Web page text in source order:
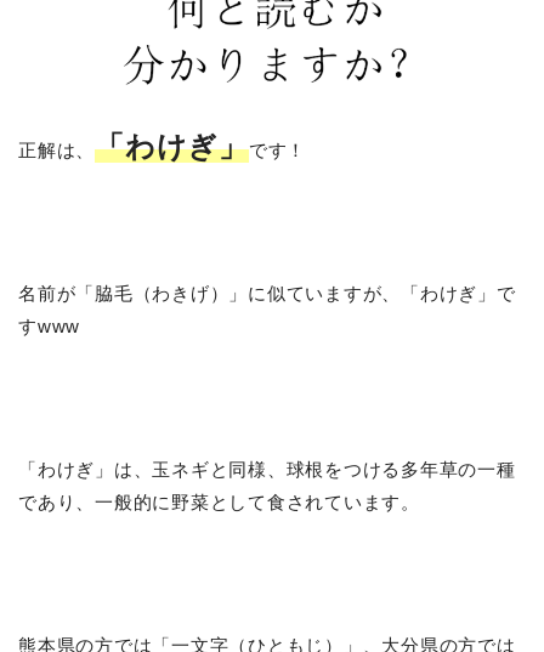
正解は、「わけぎ」です！
名前が「脇毛（わきげ）」に似ていますが、「わけぎ」で
すwww
「わけぎ」は、玉ネギと同様、球根をつける多年草の一種
であり、一般的に野菜として食されています。
熊本県の方では「一文字（ひともじ）」、大分県の方では